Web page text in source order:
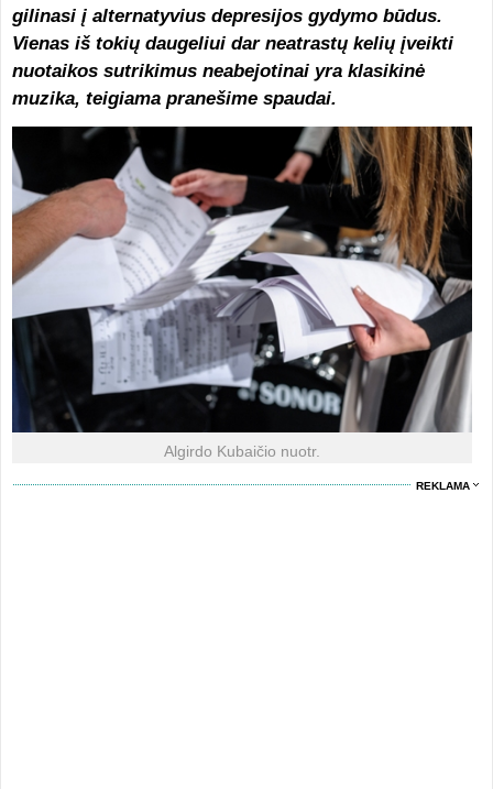
gilinasi į alternatyvius depresijos gydymo būdus.
Vienas iš tokių daugeliui dar neatrastų kelių įveikti
nuotaikos sutrikimus neabejotinai yra klasikinė
muzika, teigiama pranešime spaudai.
Algirdo Kubaičio nuotr.
REKLAMA